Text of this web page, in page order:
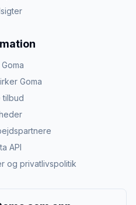
Goma
tilbud
API
og privatlivspolitik